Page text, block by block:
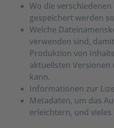
Wo die
gespeichert werden
Welche
verwenden sind,
Produktion von
aktuellsten
kann.
Informationen zur
Metadaten, um das
erleichtern, und vieles